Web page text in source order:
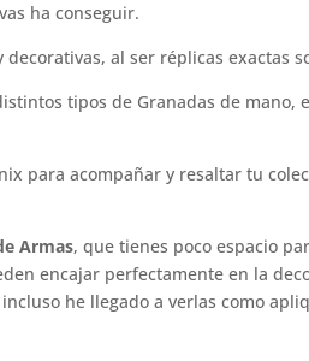
ha conseguir.
al ser réplicas exactas
tipos de Granadas de mano,
para acompañar y resaltar tu
Armas, que tienes poco espacio
encajar perfectamente en la
he llegado a verlas como